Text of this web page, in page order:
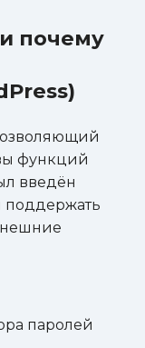
и почему
функций
введён
поддержать
паролей